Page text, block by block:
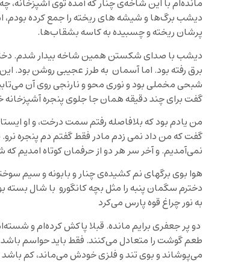
مانده‌ام با این شاخه‌ی چنار که آمده توی
دیشب برگ‌ها و شیشه های ریخته را جمع کرده بودم،
پرشان ریخته و چسبیده به کاسه بشقاب‌ها.
دیشب با صدای شکستن همین شاخه بیدار شدم. دخترم
برق رفته بود. اما آسمان به طرز عجیبی روشن بود.
شبحی مخملی بود و نوری محو و نارنجی روی آن
گفت برای چند دقیقه همان جا جلوی پنجره
من یادم بود که بلافاصله رفتم سمت درخت، و او
گفت که من داد نمی زدم مادر فقط گفتم دم پنجره
نمی‌آمدیم. و آخر سر هر دو از حرفمان کوتاه امدیم
هوا بوی برگهای نم کشیده‌ی چنار و بابونه و سیم
دخترم سگمان پنبه را مثل بچه کانگورو با شال
به نور چراغ قوه پارس می‌کرد
دو پر جعفری برایم مانده. قبلا پاکش کرده‌ام و
طعم گوشت را متعادل می‌کنند. فقط باید حواسم باشد
می‌پوشاند و بوی تند و فلزی خودش می‌ماند، کم